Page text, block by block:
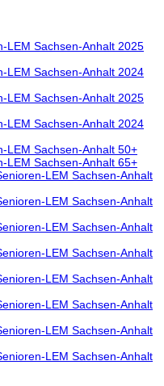
LEM Sachsen-Anhalt 2025
LEM Sachsen-Anhalt 2024
LEM Sachsen-Anhalt 2025
LEM Sachsen-Anhalt 2024
LEM Sachsen-Anhalt 50+
LEM Sachsen-Anhalt 65+
LEM Sachsen-Anhalt
LEM Sachsen-Anhalt
LEM Sachsen-Anhalt
LEM Sachsen-Anhalt
LEM Sachsen-Anhalt
LEM Sachsen-Anhalt
LEM Sachsen-Anhalt
LEM Sachsen-Anhalt